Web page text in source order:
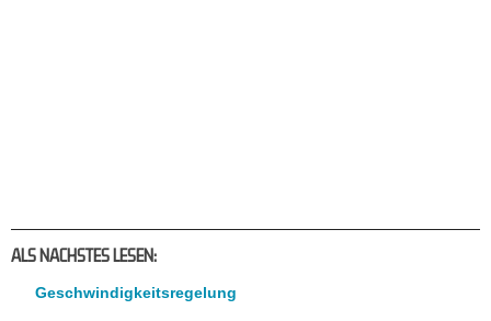
ALS NACHSTES LESEN:
Geschwindigkeitsregelung